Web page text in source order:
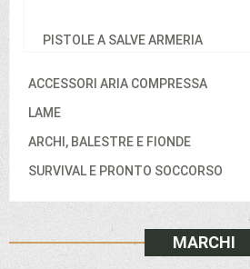
PISTOLE A SALVE ARMERIA
ACCESSORI ARIA COMPRESSA
LAME
ARCHI, BALESTRE E FIONDE
SURVIVAL E PRONTO SOCCORSO
MARCHI